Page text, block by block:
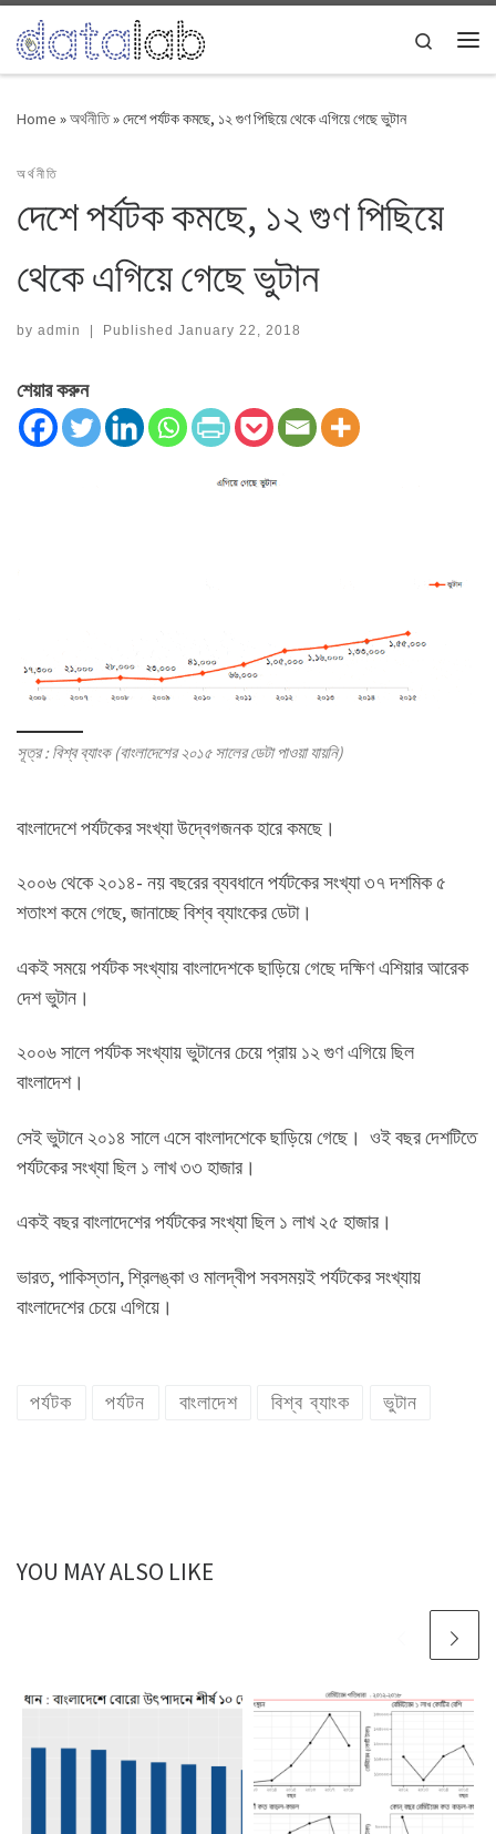
Skip to content
Search
Home »অর্থনীতি»দেশে পর্যটক কমছে, ১২ গুণ পিছিয়ে থেকে এগিয়ে গেছে ভুটান
অর্থনীতি
দেশে পর্যটক কমছে, ১২ গুণ পিছিয়ে
থেকে এগিয়ে গেছে ভুটান
by admin | Published January 22, 2018
শেয়ার করুন
সূত্র : বিশ্ব ব্যাংক (বাংলাদেশের ২০১৫ সালের ডেটা পাওয়া যায়নি)
বাংলাদেশে পর্যটকের সংখ্যা উদ্বেগজনক হারে কমছে।
২০০৬ থেকে ২০১৪- নয় বছরের ব্যবধানে পর্যটকের সংখ্যা ৩৭ দশমিক ৫
শতাংশ কমে গেছে, জানাচ্ছে বিশ্ব ব্যাংকের ডেটা।
একই সময়ে পর্যটক সংখ্যায় বাংলাদেশকে ছাড়িয়ে গেছে দক্ষিণ এশিয়ার আরেক
দেশ ভুটান।
২০০৬ সালে পর্যটক সংখ্যায় ভুটানের চেয়ে প্রায় ১২ গুণ এগিয়ে ছিল
বাংলাদেশ।
সেই ভুটানে ২০১৪ সালে এসে বাংলাদশেকে ছাড়িয়ে গেছে। ওই বছর দেশটিতে
পর্যটকের সংখ্যা ছিল ১ লাখ ৩৩ হাজার।
একই বছর বাংলাদেশের পর্যটকের সংখ্যা ছিল ১ লাখ ২৫ হাজার।
ভারত, পাকিস্তান, শ্রিলঙ্কা ও মালদ্বীপ সবসময়ই পর্যটকের সংখ্যায়
বাংলাদেশের চেয়ে এগিয়ে।
পর্যটক পর্যটন বাংলাদেশ বিশ্ব ব্যাংক ভুটান
YOU MAY ALSO LIKE